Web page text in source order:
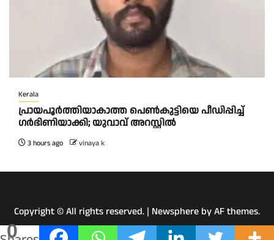
0
Kerala
പ്രായപൂർത്തിയാകാത്ത പെൺകുട്ടിയെ പീഡിപ്പിച്ച്
ഗർഭിണിയാക്കി; യുവാവ് അറസ്റ്റിൽ
3 hours ago vinaya k
Copyright © All rights reserved. | Newsphere by AF themes.